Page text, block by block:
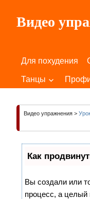
содержимому
Видео
Вашего
Для похудения
Танцы
Видео упражнения >
Как
Вы создали или
процесс, а целый